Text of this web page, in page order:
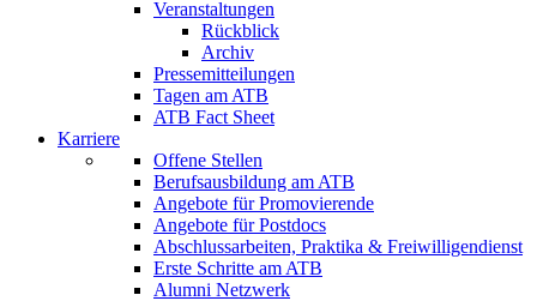
Veranstaltungen
Rückblick
Archiv
Pressemitteilungen
Tagen am ATB
ATB Fact Sheet
Karriere
Offene Stellen
Berufsausbildung am ATB
Angebote für Promovierende
Angebote für Postdocs
Abschlussarbeiten, Praktika & Freiwilligendienst
Erste Schritte am ATB
Alumni Netzwerk